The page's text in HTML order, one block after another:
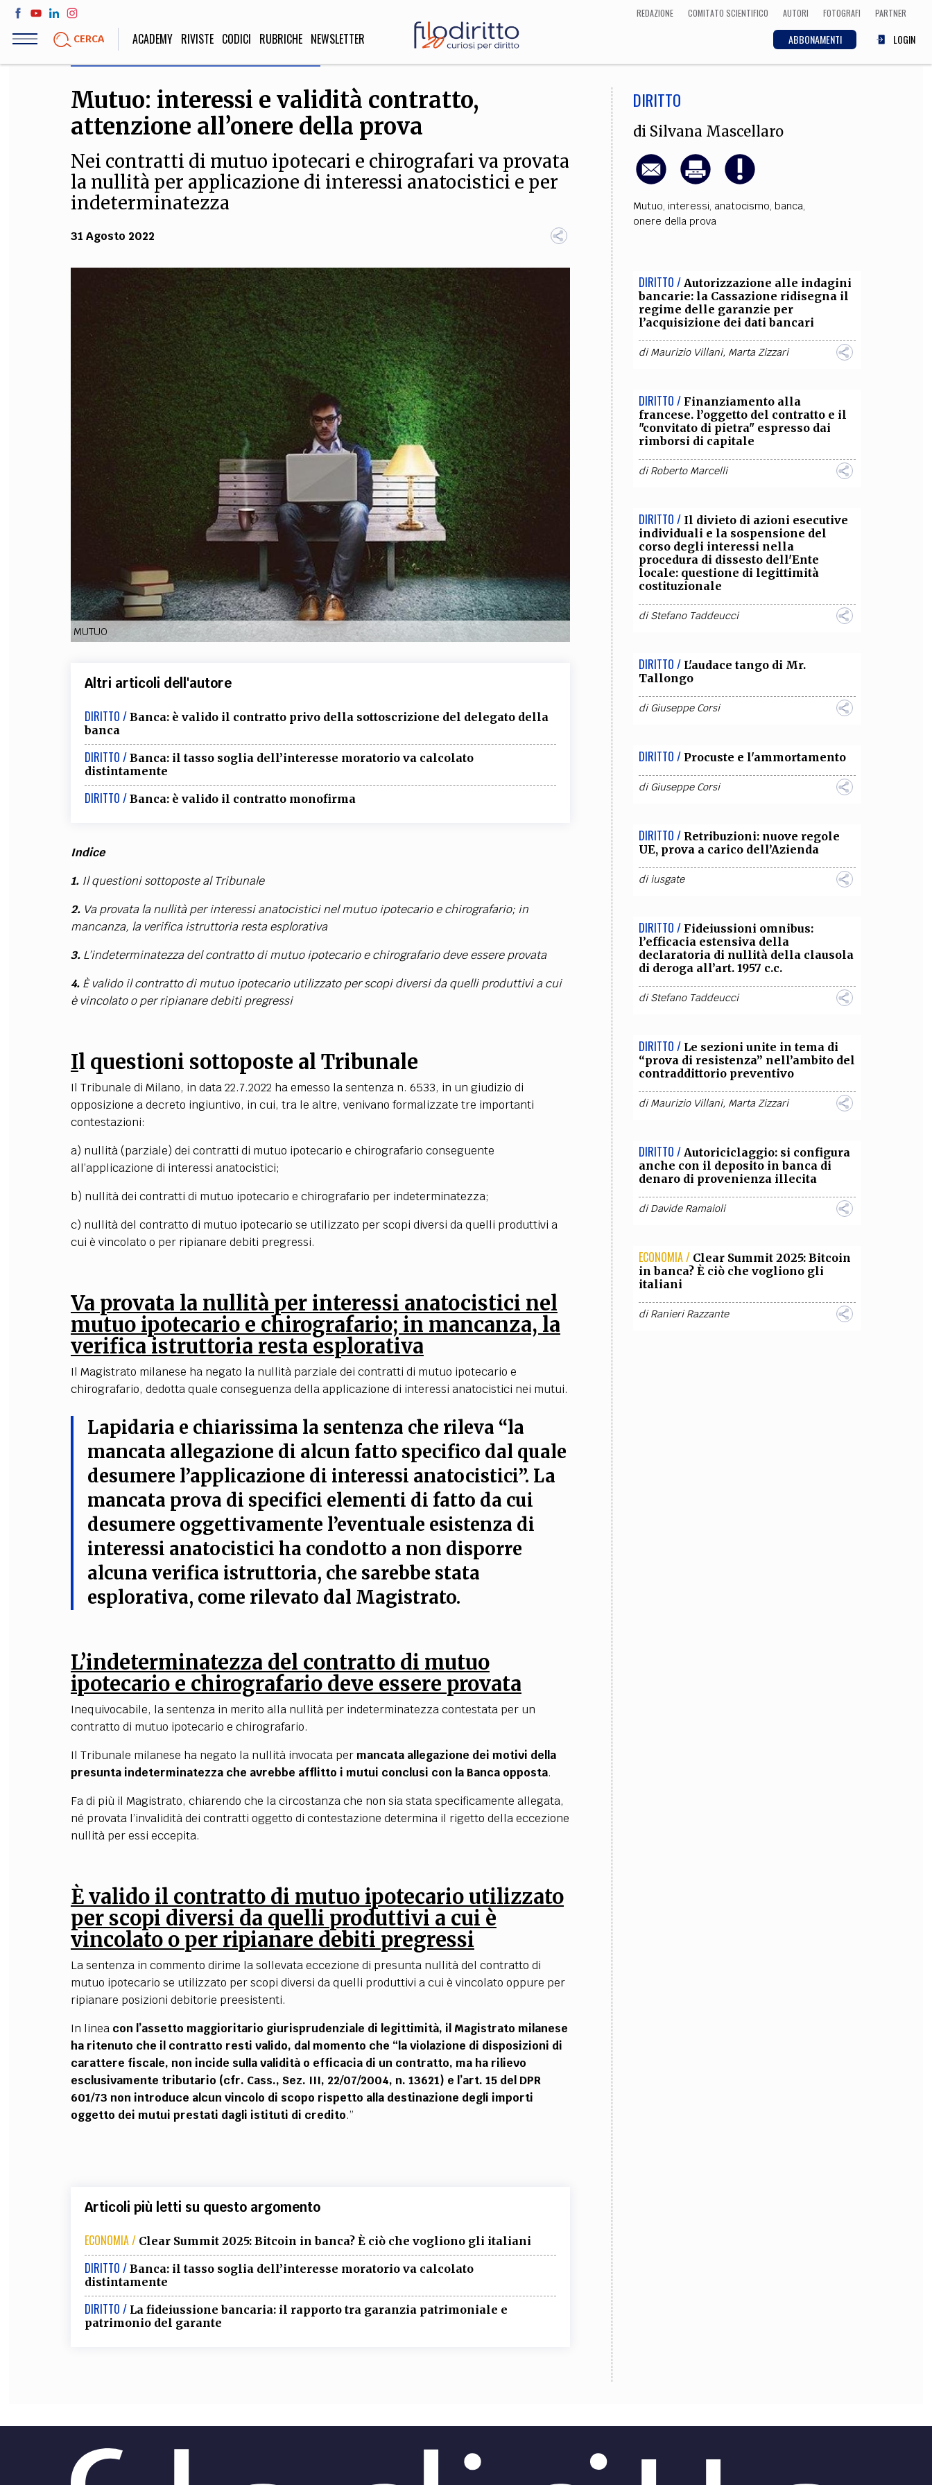
Salta
contenuto
REDAZIONE COMITATO SCIENTIFICO AUTORI FOTOGRAFI PARTNER
CERCA ABBONAMENTI LOGIN
ACADEMY RIVISTE CODICI RUBRICHE NEWSLETTER
LIFE STYLE
Sport, Cucina, Viaggi,
SOCIETÀ
Politica, Attualità,
ECONOMIA
Matematica, Fisica,
Biologia, Cifrematica,
CULTURA
Arte, Cinema, Musica,
TEAM
FILODIRITTO REDAZIONE COMITATO SCIENTIFICO AUTORI CURATORI COLLABORA CON NOI
EXTRA
CODICI RUBRICHE LIBRI PROCEEDINGS PUBBLICITÀ
SOCIAL MEDIA
Mutuo: interessi e validità contratto,
attenzione all’onere della prova
Nei contratti di mutuo ipotecari e chirografari va provata
la nullità per applicazione di interessi anatocistici e per
indeterminatezza
31 Agosto 2022
MUTUO
Altri articoli dell'autore
DIRITTO / Banca: è valido il contratto privo della sottoscrizione del delegato della
banca
DIRITTO / Banca: il tasso soglia dell’interesse moratorio va calcolato
distintamente
DIRITTO / Banca: è valido il contratto monofirma
Indice
1. Il questioni sottoposte al Tribunale
2. Va provata la nullità per interessi anatocistici nel mutuo ipotecario e chirografario; in
mancanza, la verifica istruttoria resta esplorativa
3. L’indeterminatezza del contratto di mutuo ipotecario e chirografario deve essere provata
4. È valido il contratto di mutuo ipotecario utilizzato per scopi diversi da quelli produttivi a cui
è vincolato o per ripianare debiti pregressi
Il questioni sottoposte al Tribunale
Il Tribunale di Milano, in data 22.7.2022 ha emesso la sentenza n. 6533, in un giudizio di
opposizione a decreto ingiuntivo, in cui, tra le altre, venivano formalizzate tre importanti
contestazioni:
a) nullità (parziale) dei contratti di mutuo ipotecario e chirografario conseguente
all’applicazione di interessi anatocistici;
b) nullità dei contratti di mutuo ipotecario e chirografario per indeterminatezza;
c) nullità del contratto di mutuo ipotecario se utilizzato per scopi diversi da quelli produttivi a
cui è vincolato o per ripianare debiti pregressi.
Va provata la nullità per interessi anatocistici nel
mutuo ipotecario e chirografario; in mancanza, la
verifica istruttoria resta esplorativa
Il Magistrato milanese ha negato la nullità parziale dei contratti di mutuo ipotecario e
chirografario, dedotta quale conseguenza della applicazione di interessi anatocistici nei mutui.
Lapidaria e chiarissima la sentenza che rileva “la
mancata allegazione di alcun fatto specifico dal quale
desumere l’applicazione di interessi anatocistici”. La
mancata prova di specifici elementi di fatto da cui
desumere oggettivamente l’eventuale esistenza di
interessi anatocistici ha condotto a non disporre
alcuna verifica istruttoria, che sarebbe stata
esplorativa, come rilevato dal Magistrato.
L’indeterminatezza del contratto di mutuo
ipotecario e chirografario deve essere provata
Inequivocabile, la sentenza in merito alla nullità per indeterminatezza contestata per un
contratto di mutuo ipotecario e chirografario.
Il Tribunale milanese ha negato la nullità invocata per mancata allegazione dei motivi della
presunta indeterminatezza che avrebbe afflitto i mutui conclusi con la Banca opposta.
Fa di più il Magistrato, chiarendo che la circostanza che non sia stata specificamente allegata,
né provata l’invalidità dei contratti oggetto di contestazione determina il rigetto della eccezione
nullità per essi eccepita.
È valido il contratto di mutuo ipotecario utilizzato
per scopi diversi da quelli produttivi a cui è
vincolato o per ripianare debiti pregressi
La sentenza in commento dirime la sollevata eccezione di presunta nullità del contratto di
mutuo ipotecario se utilizzato per scopi diversi da quelli produttivi a cui è vincolato oppure per
ripianare posizioni debitorie preesistenti.
In linea con l’assetto maggioritario giurisprudenziale di legittimità, il Magistrato milanese
ha ritenuto che il contratto resti valido, dal momento che “la violazione di disposizioni di
carattere fiscale, non incide sulla validità o efficacia di un contratto, ma ha rilievo
esclusivamente tributario (cfr. Cass., Sez. III, 22/07/2004, n. 13621) e l’art. 15 del DPR
601/73 non introduce alcun vincolo di scopo rispetto alla destinazione degli importi
oggetto dei mutui prestati dagli istituti di credito.”
Articoli più letti su questo argomento
ECONOMIA / Clear Summit 2025: Bitcoin in banca? È ciò che vogliono gli italiani
DIRITTO / Banca: il tasso soglia dell’interesse moratorio va calcolato
distintamente
DIRITTO / La fideiussione bancaria: il rapporto tra garanzia patrimoniale e
patrimonio del garante
DIRITTO
di Silvana Mascellaro
Mutuo, interessi, anatocismo, banca,
onere della prova
DIRITTO / Autorizzazione alle indagini
bancarie: la Cassazione ridisegna il
regime delle garanzie per
l’acquisizione dei dati bancari
diMaurizio Villani, Marta Zizzari
DIRITTO / Finanziamento alla
francese. l’oggetto del contratto e il
"convitato di pietra" espresso dai
rimborsi di capitale
diRoberto Marcelli
DIRITTO / Il divieto di azioni esecutive
individuali e la sospensione del
corso degli interessi nella
procedura di dissesto dell'Ente
locale: questione di legittimità
costituzionale
diStefano Taddeucci
DIRITTO / L'audace tango di Mr.
Tallongo
diGiuseppe Corsi
DIRITTO / Procuste e l'ammortamento
diGiuseppe Corsi
DIRITTO / Retribuzioni: nuove regole
UE, prova a carico dell’Azienda
diiusgate
DIRITTO / Fideiussioni omnibus:
l’efficacia estensiva della
declaratoria di nullità della clausola
di deroga all’art. 1957 c.c.
diStefano Taddeucci
DIRITTO / Le sezioni unite in tema di
“prova di resistenza” nell’ambito del
contraddittorio preventivo
diMaurizio Villani, Marta Zizzari
DIRITTO / Autoriciclaggio: si configura
anche con il deposito in banca di
denaro di provenienza illecita
diDavide Ramaioli
ECONOMIA / Clear Summit 2025: Bitcoin
in banca? È ciò che vogliono gli
italiani
diRanieri Razzante